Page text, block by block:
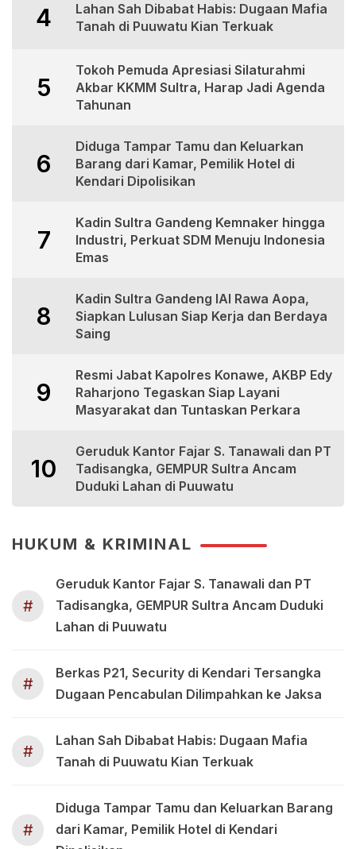
4
Lahan Sah Dibabat Habis: Dugaan Mafia
Tanah di Puuwatu Kian Terkuak
5
Tokoh Pemuda Apresiasi Silaturahmi
Akbar KKMM Sultra, Harap Jadi Agenda
Tahunan
6
Diduga Tampar Tamu dan Keluarkan
Barang dari Kamar, Pemilik Hotel di
Kendari Dipolisikan
7
Kadin Sultra Gandeng Kemnaker hingga
Industri, Perkuat SDM Menuju Indonesia
Emas
8
Kadin Sultra Gandeng IAI Rawa Aopa,
Siapkan Lulusan Siap Kerja dan Berdaya
Saing
9
Resmi Jabat Kapolres Konawe, AKBP Edy
Raharjono Tegaskan Siap Layani
Masyarakat dan Tuntaskan Perkara
10
Geruduk Kantor Fajar S. Tanawali dan PT
Tadisangka, GEMPUR Sultra Ancam
Duduki Lahan di Puuwatu
HUKUM & KRIMINAL
#
Geruduk Kantor Fajar S. Tanawali dan PT
Tadisangka, GEMPUR Sultra Ancam Duduki
Lahan di Puuwatu
#
Berkas P21, Security di Kendari Tersangka
Dugaan Pencabulan Dilimpahkan ke Jaksa
#
Lahan Sah Dibabat Habis: Dugaan Mafia
Tanah di Puuwatu Kian Terkuak
#
Diduga Tampar Tamu dan Keluarkan Barang
dari Kamar, Pemilik Hotel di Kendari